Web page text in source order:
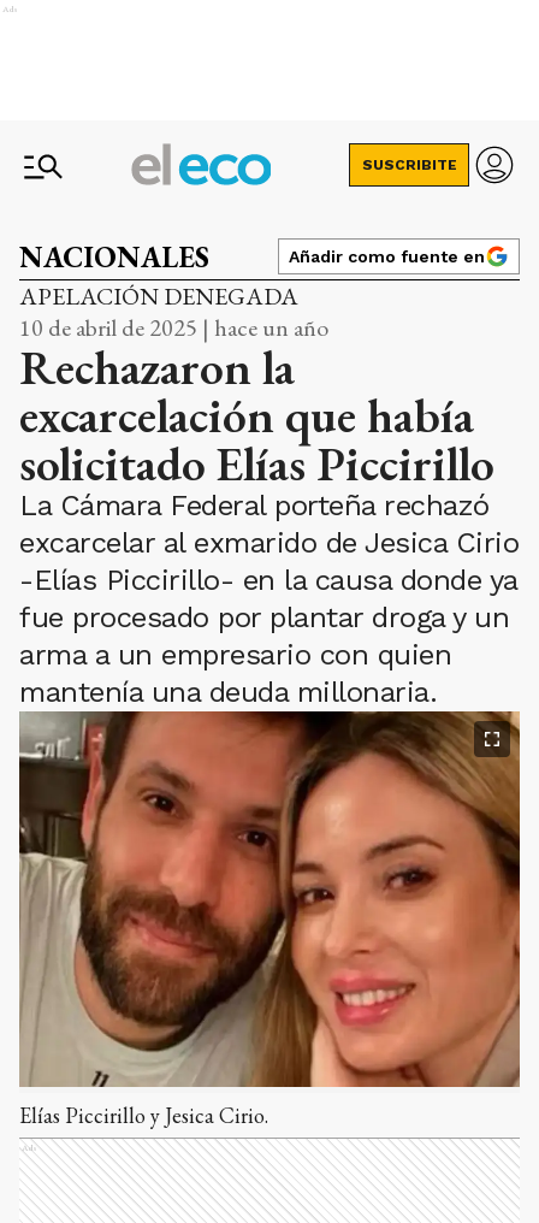
Ads
SUSCRIBITE
NACIONALES Añadir como fuente en
APELACIÓN DENEGADA
10 de abril de 2025 | hace un año
Rechazaron la
excarcelación que había
solicitado Elías Piccirillo
La Cámara Federal porteña rechazó
excarcelar al exmarido de Jesica Cirio
-Elías Piccirillo- en la causa donde ya
fue procesado por plantar droga y un
arma a un empresario con quien
mantenía una deuda millonaria.
Elías Piccirillo y Jesica Cirio.
Ads